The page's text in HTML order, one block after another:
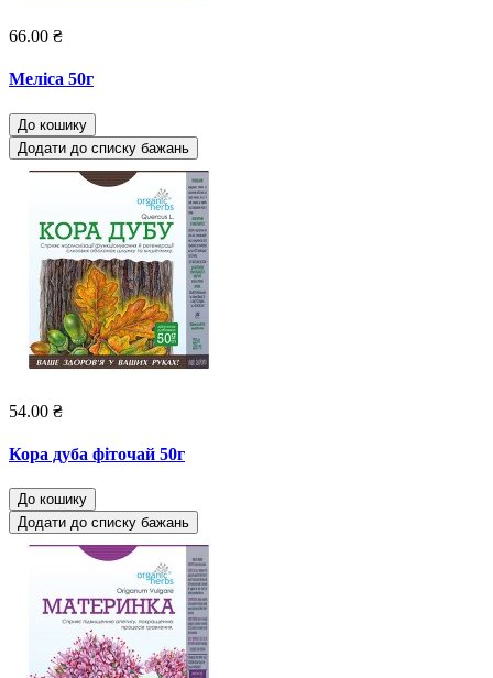
66.00 ₴
Меліса 50г
До кошику
Додати до списку бажань
54.00 ₴
Кора дуба фіточай 50г
До кошику
Додати до списку бажань